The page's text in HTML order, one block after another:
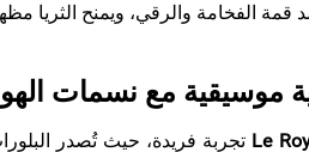
قمة الفخامة والرقي، ويمنح الثريا
موسيقية مع نسمات
Le تجربة فريدة، حيث تُصدر